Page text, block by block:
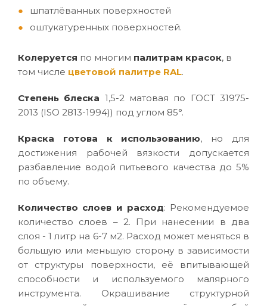
шпатлёванных поверхностей
оштукатуренных поверхностей.
Колеруется по многим палитрам красок, в
том числе цветовой палитре RAL.
Степень блеска 1,5-2 матовая по ГОСТ 31975-
2013 (ISO 2813-1994)) под углом 85°.
Краска готова к использованию, но для
достижения рабочей вязкости допускается
разбавление водой питьевого качества до 5%
по объему.
Количество слоев и расход: Рекомендуемое
количество слоев – 2. При нанесении в два
слоя - 1 литр на 6-7 м2. Расход может меняться в
большую или меньшую сторону в зависимости
от структуры поверхности, её впитывающей
способности и используемого малярного
инструмента. Окрашивание структурной